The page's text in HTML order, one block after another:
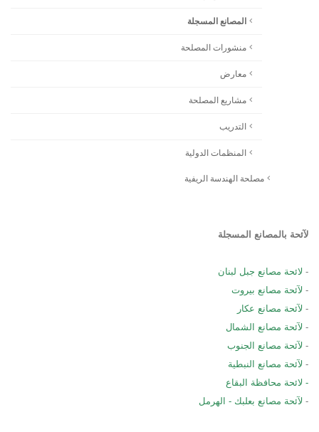
المصانع المسجلة
منشورات المصلحة
معارض
مشاريع المصلحة
التدريب
المنظمات الدولية
مصلحة الهندسة الريفية
لآئحة بالمصانع المسجلة
- لائحة مصانع جبل لبنان
- لآئحة مصانع بيروت
- لآئحة مصانع عكار
- لآئحة مصانع الشمال
- لآئحة مصانع الجنوب
- لآئحة مصانع النبطية
- لائحة محافظة البقاع
- لآئحة مصانع بعلبك - الهرمل